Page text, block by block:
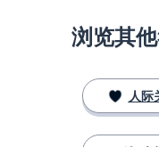
浏览其
人际